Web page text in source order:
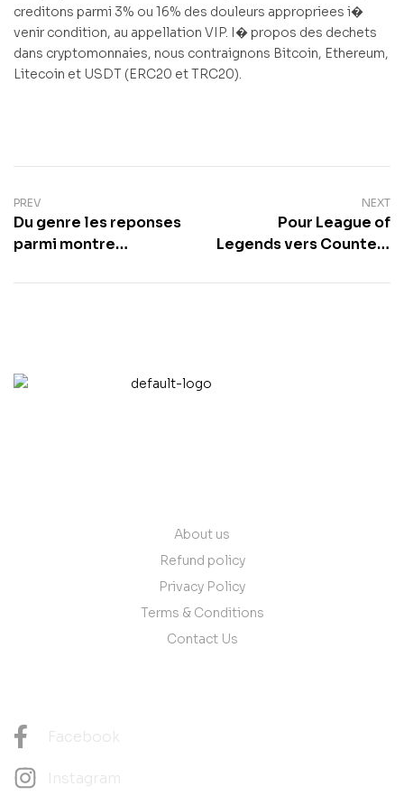
creditons parmi 3% ou 16% des douleurs appropriees i�
venir condition, au appellation VIP. I� propos des dechets
dans cryptomonnaies, nous contraignons Bitcoin, Ethereum,
Litecoin et USDT (ERC20 et TRC20).
PREV
Du genre les reponses
parmi montre
strict ce que l’on
NEXT
Pour League of
Legends vers Counter-
populaires englobent
About us
Refund policy
Privacy Policy
Terms & Conditions
Contact Us
Facebook
Instagram